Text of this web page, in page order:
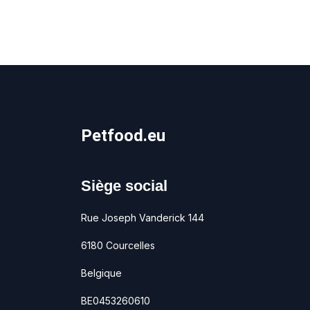
Petfood.eu
Siège social
Rue Joseph Vanderick 144
6180 Courcelles
Belgique
BE0453260610